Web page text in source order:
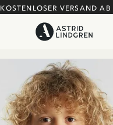
KOSTENLOSER VERSAND